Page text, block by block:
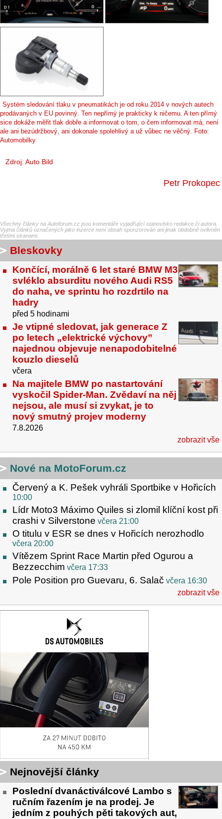
Systém sledování tlaku v pneumatikách je od roku 2014 v nových autech
prodávaných v EU povinný. Ten nepřímý je prakticky k ničemu. A ten přímý
sice dokáže měřit tlak dobře a informovat o tom, o čem informovat má, není
ale ani bezúdržbový, ani dokonale spolehlivý a už vůbec ne věčný. Foto:
Automobilky
Zdroj: Auto Bild
Petr Prokopec
Všechny články na Autoforum.cz jsou komentáře vyjadřující stanovisko redakce či autora.
Vyjma článků označených jako inzerce není obsah sponzorován ani jinak obdobně ovlivněn
třetími stranami.
Bleskovky
Končící, morálně 6 let staré BMW M3
svléklo absurditu nového Audi RS5
do naha, ve sprintu ho rozdrtilo na
hadry
před 5 hodinami
Je vtipné sledovat, jak generace Z
po letech „elektrické výchovy”
najednou objevuje nenapodobitelné
kouzlo dieselů
včera
Na majitele BMW po nastartování
vyskočil Spider-Man. Zvědaví na něj
nejsou, ale musí si zvykat, je to
nový smutný projev moderny
7.8.2026
zobrazit vše
Nové na MotoForum.cz
Červený a K. Pešek vyhráli Sportbike v Hořicích
10:00
Lídr Moto3 Máximo Quiles si zlomil klíční kost při
crashi v Silverstone včera 21:00
O titulu v ESR se dnes v Hořicích nerozhodlo
včera 20:00
Vítězem Sprint Race Martin před Ogurou a
Bezzecchim včera 17:33
Pole Position pro Guevaru, 6. Salač včera 16:30
zobrazit vše
Nejnovější články
Poslední dvanáctiválcové Lambo s
ručním řazením je na prodej. Je
jedním z pouhých pěti takových aut,